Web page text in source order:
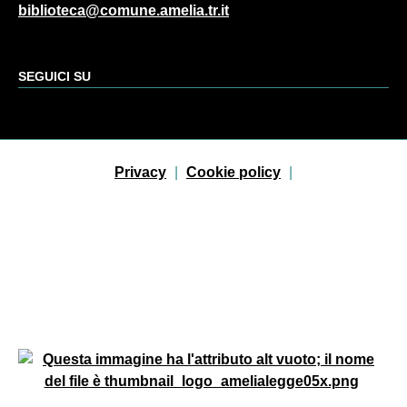
biblioteca@comune.amelia.tr.it
SEGUICI SU
Sezione Link Utili
Privacy Cookie policy